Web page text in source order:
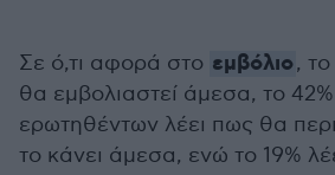
Σε ό,τι αφορά στο εμβόλιο,
θα εμβολιαστεί άμεσα, το
ερωτηθέντων λέει πως θα
το κάνει άμεσα, ενώ το 19%